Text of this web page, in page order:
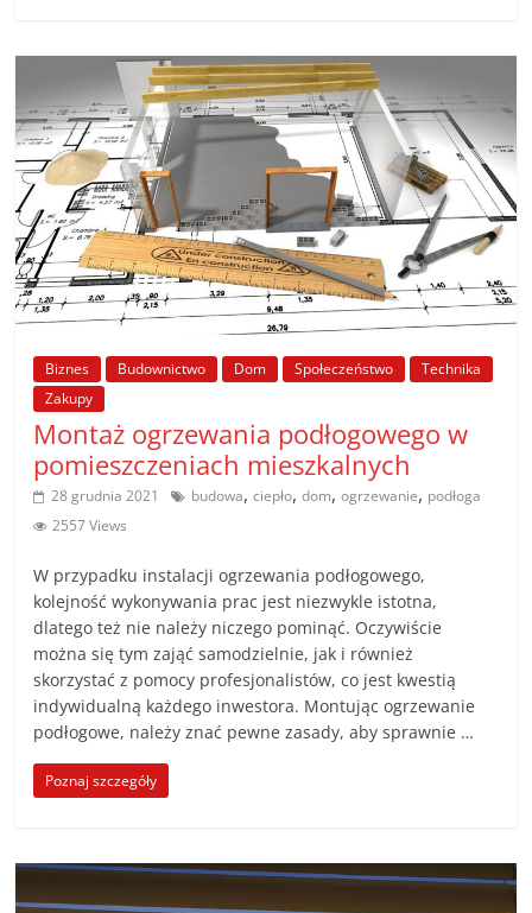
Biznes Budownictwo Dom Społeczeństwo
Technika
Zakupy
Montaż ogrzewania podłogowego w
pomieszczeniach mieszkalnych
28 grudnia 2021 budowa,ciepło,dom,ogrzewanie, podłoga
2557 Views
W przypadku instalacji ogrzewania podłogowego,
kolejność wykonywania prac jest niezwykle istotna,
dlatego też nie należy niczego pominąć. Oczywiście
można się tym zająć samodzielnie, jak i również
skorzystać z pomocy profesjonalistów, co jest kwestią
indywidualną każdego inwestora. Montując ogrzewanie
podłogowe, należy znać pewne zasady, aby sprawnie …
Poznaj szczegóły